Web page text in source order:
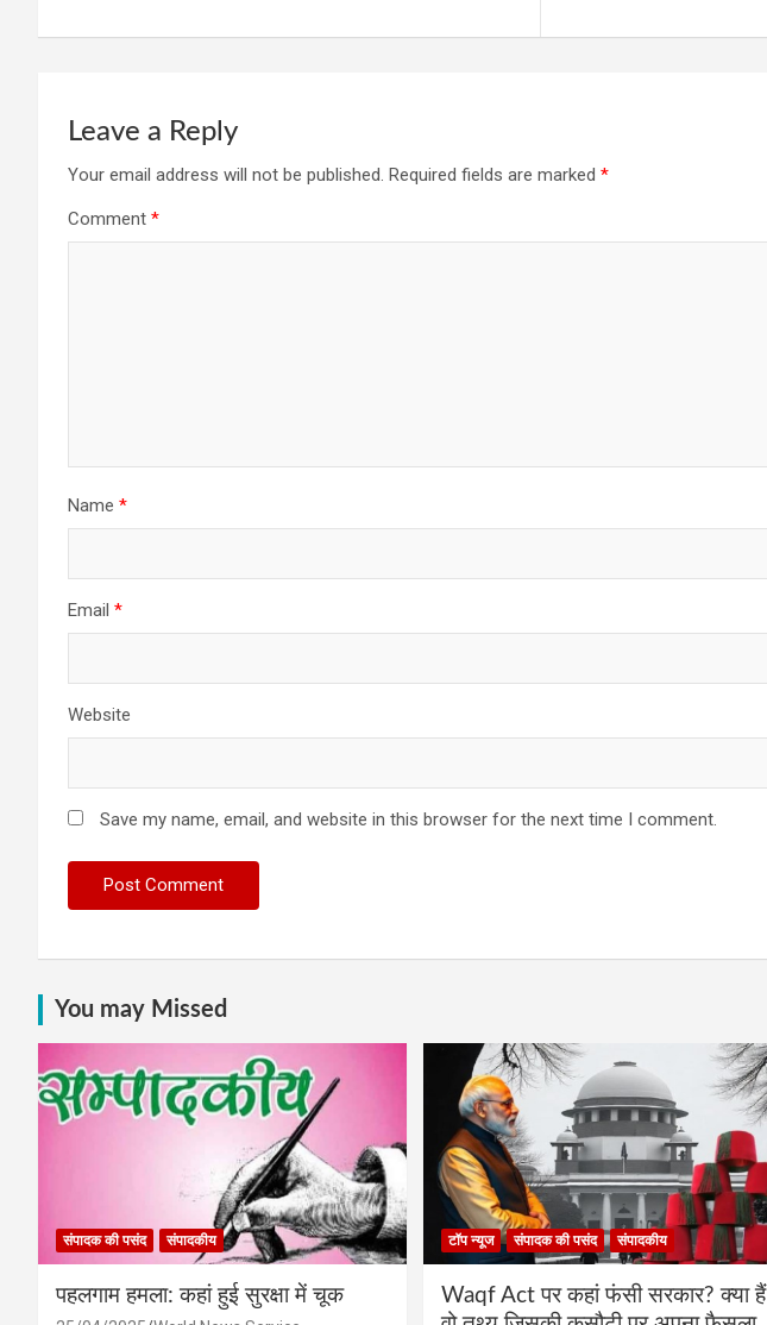
Leave a Reply
Your email address will not be published. Required fields are marked *
Comment *
Name *
Email *
Website
Save my name, email, and website in this browser for the next time I comment.
You may Missed
संपादक की पसंद संपादकीय
पहलगाम हमला: कहां हुई सुरक्षा में चूक
टॉप न्यूज संपादक की पसंद संपादकीय
Waqf Act पर कहां फंसी सरकार? क्या हैं